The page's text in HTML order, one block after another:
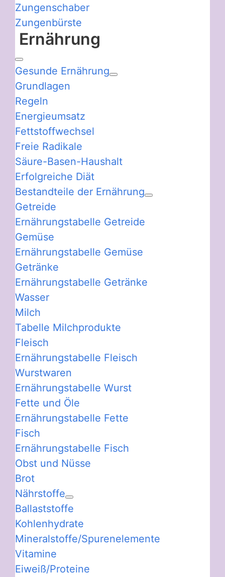
Zungenschaber
Zungenbürste
Ernährung
Gesunde Ernährung
Grundlagen
Regeln
Energieumsatz
Fettstoffwechsel
Freie Radikale
Säure-Basen-Haushalt
Erfolgreiche Diät
Bestandteile der Ernährung
Getreide
Ernährungstabelle Getreide
Gemüse
Ernährungstabelle Gemüse
Getränke
Ernährungstabelle Getränke
Wasser
Milch
Tabelle Milchprodukte
Fleisch
Ernährungstabelle Fleisch
Wurstwaren
Ernährungstabelle Wurst
Fette und Öle
Ernährungstabelle Fette
Fisch
Ernährungstabelle Fisch
Obst und Nüsse
Brot
Nährstoffe
Ballaststoffe
Kohlenhydrate
Mineralstoffe/Spurenelemente
Vitamine
Eiweiß/Proteine